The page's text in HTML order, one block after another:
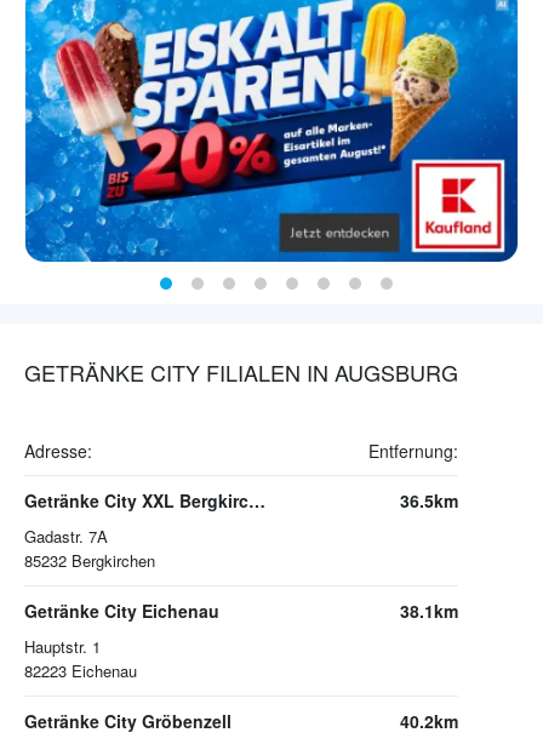
GETRÄNKE CITY FILIALEN IN AUGSBURG
Adresse: Entfernung:
Getränke City XXL Bergkirchen
Gadastr. 7A
85232 Bergkirchen
36.5km
Getränke City Eichenau
Hauptstr. 1
82223 Eichenau
38.1km
Getränke City Gröbenzell 40.2km